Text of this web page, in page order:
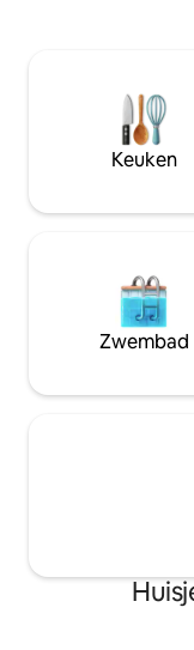
houtskool),
keuken, wifi, 50
kabel-tv, NETFLIX,
accepteren 2
ze in de APP)
Keuken
Zwembad